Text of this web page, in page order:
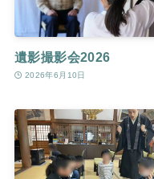
遺影撮影会2026
2026年6月10日